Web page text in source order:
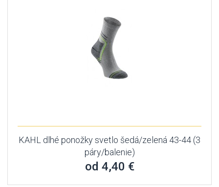
KAHL dlhé ponožky svetlo šedá/zelená 43-44 (3
páry/balenie)
od 4,40 €